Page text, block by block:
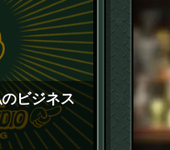
ビジネス